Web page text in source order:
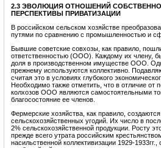
2.3 ЭВОЛЮЦИЯ ОТНОШЕНИЙ
ПЕРСПЕКТИВЫ ПРИВАТИЗАЦИИ
В российском сельском хозяйстве
путями по сравнению с промышленностью и
Бывшие советские совхозы, как правило,
ответственностью (ООО). Каждому их члену,
доля в производственном имуществе ООО.
прежнему используются коллективно.
считая это в условиях глубокого
Необходимо также отметить, что в отличие от
колхозов ООО являются самостоятельными
благосостояние ее членов.
Фермерские хозяйства, как правило,
сельскохозяйственных угодий. Их число в
2% сельскохозяйственной продукции. Росту
прежде всего утрата российским
насильственной коллективизации 1929-